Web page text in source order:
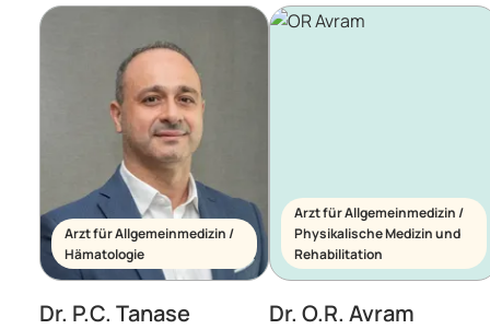
Arzt für Allgemeinmedizin /
Hämatologie
Dr. P.C. Tanase
Arzt für Allgemeinmedizin /
Physikalische Medizin und
Rehabilitation
Dr. O.R. Avram